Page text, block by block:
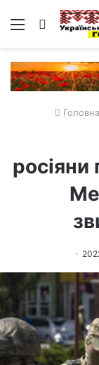
Меню Пошук
Головна
росіяни